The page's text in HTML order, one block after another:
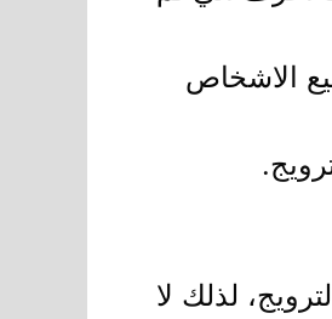
الاشخاص
لذلك لا